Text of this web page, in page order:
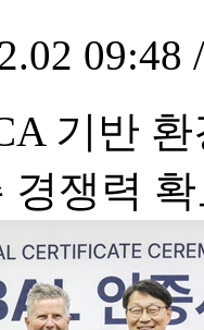
09:48
기반
경쟁력